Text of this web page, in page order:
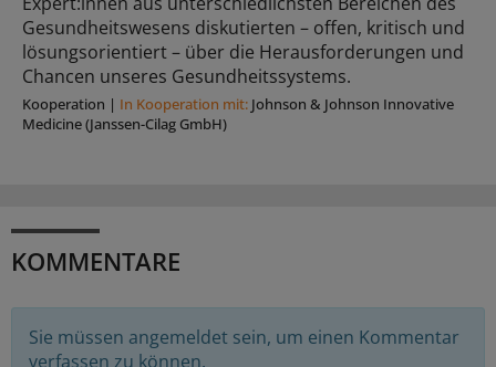
Gesundheitswesens diskutierten – offen, kritisch und
lösungsorientiert – über die Herausforderungen und
Chancen unseres Gesundheitssystems.
Kooperation | In Kooperation mit: Johnson & Johnson Innovative
Medicine (Janssen-Cilag GmbH)
KOMMENTARE
Sie müssen angemeldet sein, um einen Kommentar
verfassen zu können.